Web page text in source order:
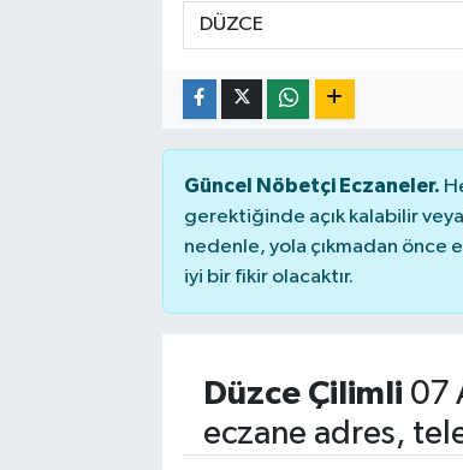
Güncel Nöbetçi Eczaneler.
gerektiğinde açık kalabilir
nedenle, yola çıkmadan önce
iyi bir fikir olacaktır.
Düzce Çilimli 07
eczane adres,